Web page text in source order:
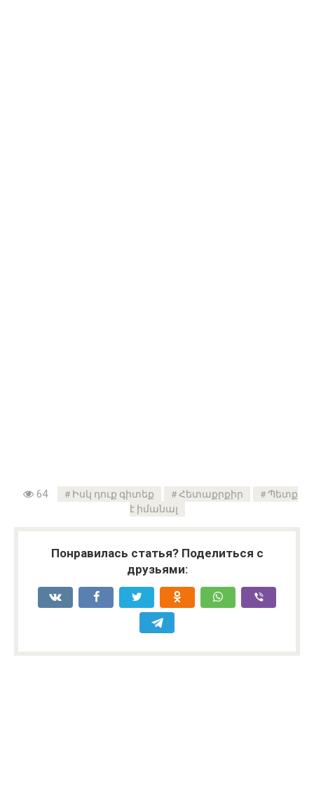
64 Իսկ դուք գիտեք Հետաքրքիր
Պետք
է իմանալ
Понравилась статья? Поделиться с
друзьями: